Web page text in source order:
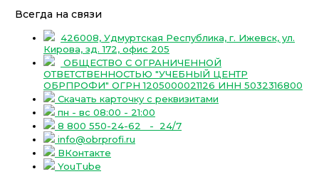
Всегда на связи
426008, Удмуртская Республика, г. Ижевск, ул.
Кирова, зд. 172, офис 205
ОБЩЕСТВО С ОГРАНИЧЕННОЙ
ОТВЕТСТВЕННОСТЬЮ "УЧЕБНЫЙ ЦЕНТР
ОБРПРОФИ" ОГРН 1205000021126 ИНН 5032316800
Скачать карточку с реквизитами
пн - вс 08:00 - 21:00
8 800 550-24-62
- 24/7
info@obrprofi.ru
ВКонтакте
YouTube